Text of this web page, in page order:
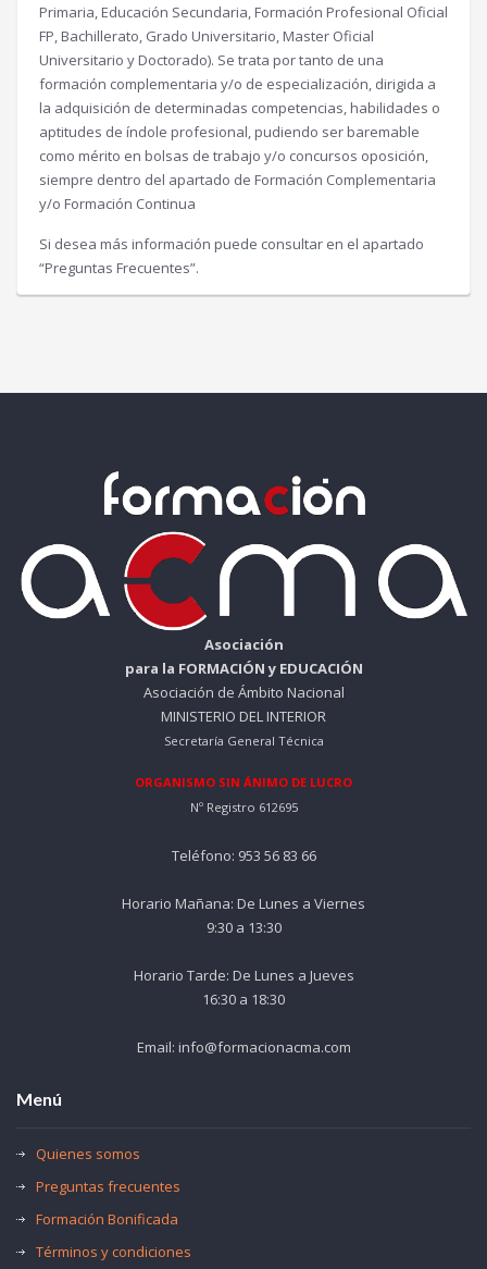
Primaria, Educación Secundaria, Formación Profesional Oficial
FP, Bachillerato, Grado Universitario, Master Oficial
Universitario y Doctorado). Se trata por tanto de una
formación complementaria y/o de especialización, dirigida a
la adquisición de determinadas competencias, habilidades o
aptitudes de índole profesional, pudiendo ser baremable
como mérito en bolsas de trabajo y/o concursos oposición,
siempre dentro del apartado de Formación Complementaria
y/o Formación Continua
Si desea más información puede consultar en el apartado
“Preguntas Frecuentes”.
Asociación
para la FORMACIÓN y EDUCACIÓN
Asociación de Ámbito Nacional
MINISTERIO DEL INTERIOR
Secretaría General Técnica
ORGANISMO SIN ÁNIMO DE LUCRO
Nº Registro 612695
Teléfono: 953 56 83 66
Horario Mañana: De Lunes a Viernes
9:30 a 13:30
Horario Tarde: De Lunes a Jueves
16:30 a 18:30
Email: info@formacionacma.com
Menú
Quienes somos
Preguntas frecuentes
Formación Bonificada
Términos y condiciones